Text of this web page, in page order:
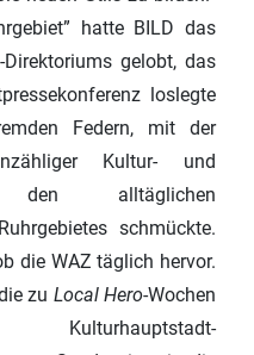
hatte BILD das
gelobt, das
loslegte
Federn, mit der
Kultur‑ und
den alltäglichen
schmückte.
die WAZ täglich hervor.
zu Local Hero-Wochen